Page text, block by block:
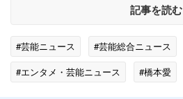
記事を読む
#芸能ニュース
#芸能総合ニュース
#エンタメ・芸能ニュース
#橋本愛